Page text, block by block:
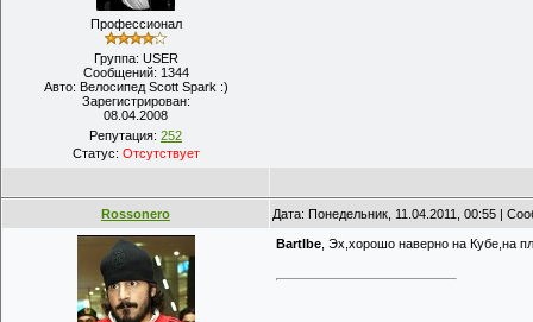
Профессионал
Группа: USER
Сообщений: 1344
Авто: Велосипед Scott Spark :)
Зарегистрирован:
08.04.2008
Репутация: 252
Статус: Отсутствует
Rossonero Дата: Понедельник, 11.04.2011, 00:55 |
Bartlbe , Эх,хорошо наверно на Кубе,на